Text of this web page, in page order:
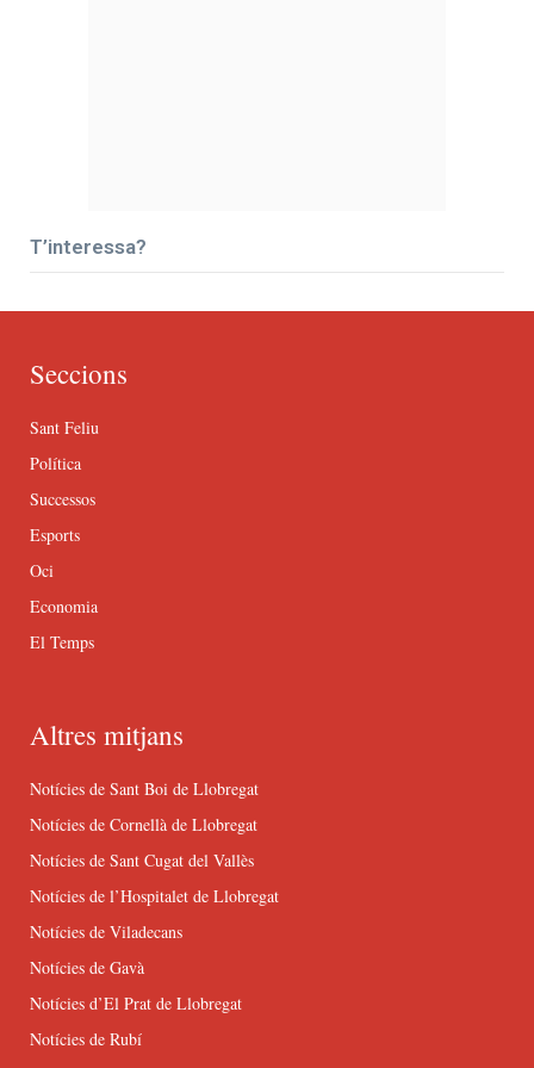
T’interessa?
Seccions
Sant Feliu
Política
Successos
Esports
Oci
Economia
El Temps
Altres mitjans
Notícies de Sant Boi de Llobregat
Notícies de Cornellà de Llobregat
Notícies de Sant Cugat del Vallès
Notícies de l’Hospitalet de Llobregat
Notícies de Viladecans
Notícies de Gavà
Notícies d’El Prat de Llobregat
Notícies de Rubí